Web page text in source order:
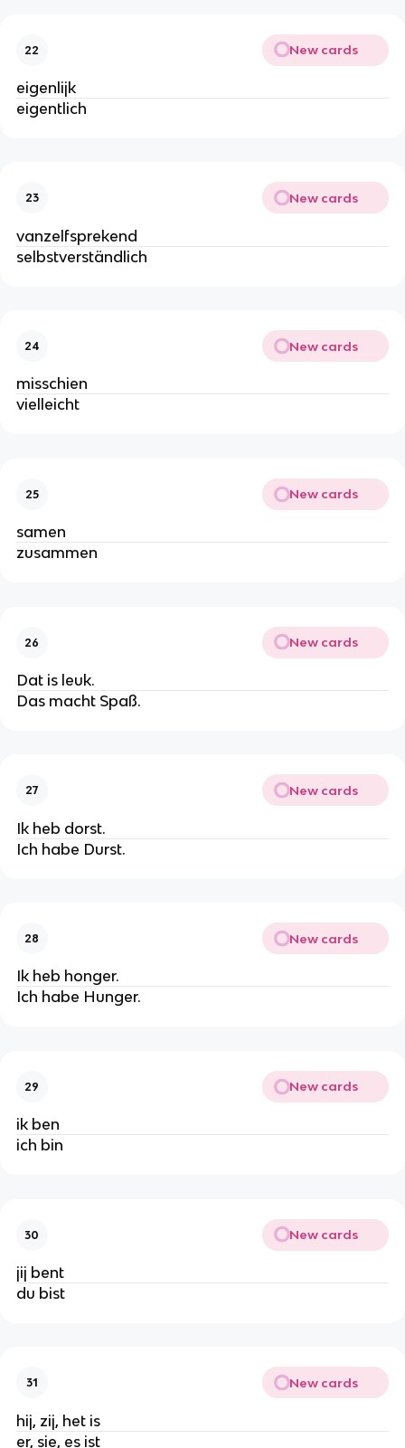
22 New cards
eigenlijk
eigentlich
23 New cards
vanzelfsprekend
selbstverständlich
24 New cards
misschien
vielleicht
25 New cards
samen
zusammen
26 New cards
Dat is leuk.
Das macht Spaß.
27 New cards
Ik heb dorst.
Ich habe Durst.
28 New cards
Ik heb honger.
Ich habe Hunger.
29 New cards
ik ben
ich bin
30 New cards
jij bent
du bist
31 New cards
hij, zij, het is
er, sie, es ist